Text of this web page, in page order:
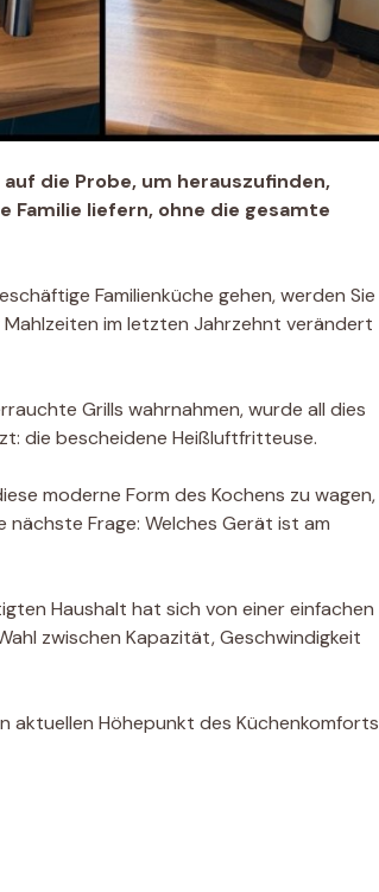
die Probe, um herauszufinden,
liefern, ohne die gesamte
Familienküche gehen, werden Sie
im letzten Jahrzehnt verändert
Grills wahrnahmen, wurde all dies
die bescheidene Heißluftfritteuse.
moderne Form des Kochens zu wagen,
Frage: Welches Gerät ist am
Haushalt hat sich von einer einfachen
zwischen Kapazität, Geschwindigkeit
aktuellen Höhepunkt des Küchenkomforts